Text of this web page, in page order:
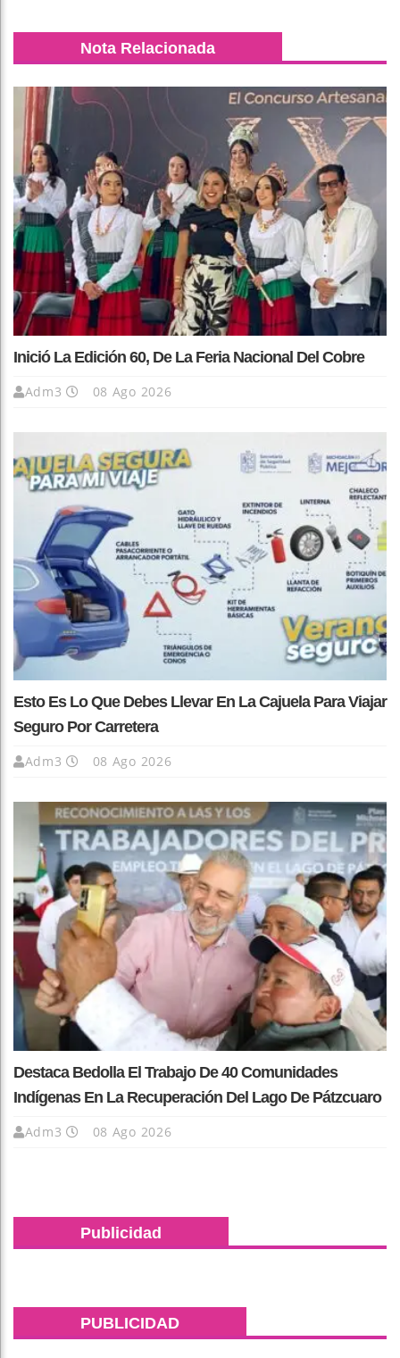
Nota Relacionada
Inició La Edición 60, De La Feria Nacional Del Cobre
Adm3 08 Ago 2026
Esto Es Lo Que Debes Llevar En La Cajuela Para Viajar
Seguro Por Carretera
Adm3 08 Ago 2026
Destaca Bedolla El Trabajo De 40 Comunidades
Indígenas En La Recuperación Del Lago De Pátzcuaro
Adm3 08 Ago 2026
Publicidad
PUBLICIDAD